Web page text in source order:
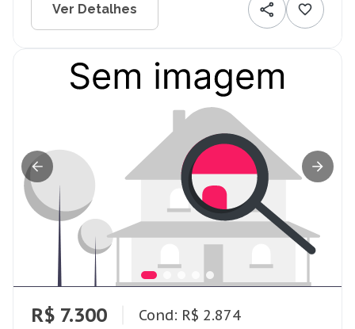
Ver Detalhes
R$ 7.300 Cond: R$ 2.874